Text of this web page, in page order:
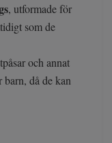
, utformade för
som de
och annat
då de kan